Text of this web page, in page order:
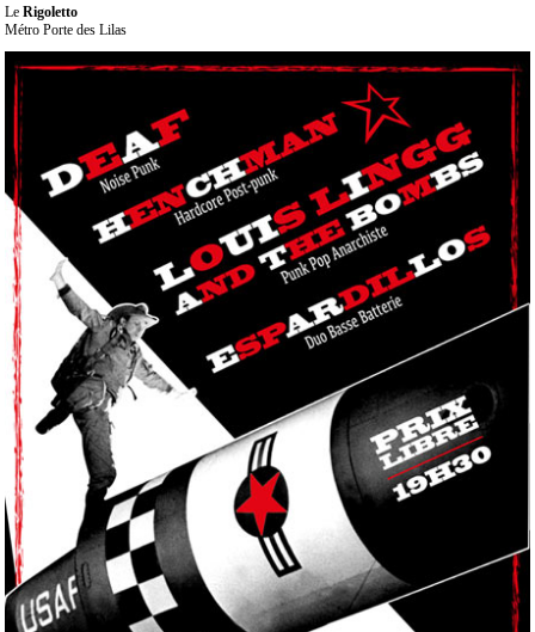
Le Rigoletto
Métro Porte des Lilas